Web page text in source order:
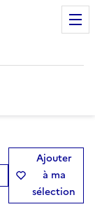
Ajouter
à ma
sélection